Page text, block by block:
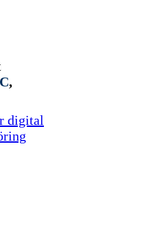
,
digital